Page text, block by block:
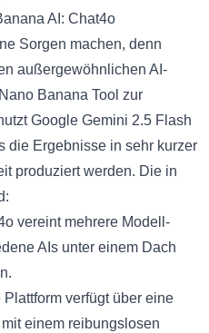
AI: Chat4o
Sorgen machen, denn
außergewöhnlichen AI-
Banana Tool zur
Google Gemini 2.5 Flash
die Ergebnisse in sehr kurzer
produziert werden. Die in
vereint mehrere Modell-
AIs unter einem Dach
Plattform verfügt über eine
einem reibungslosen